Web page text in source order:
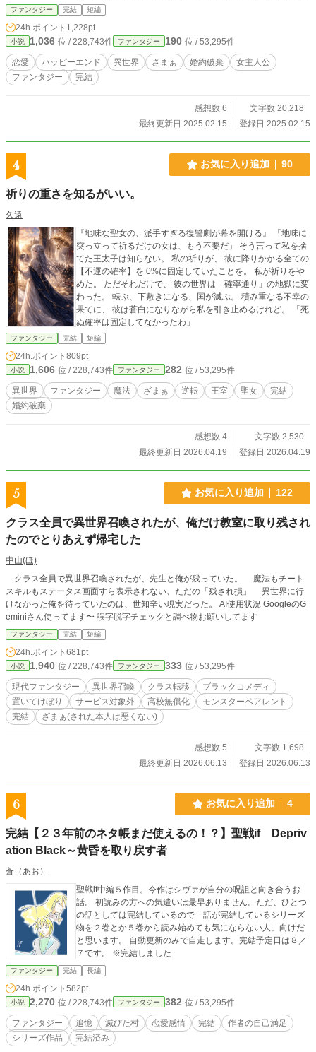
パーティーに乗り込んだソフィア。 「妹を侮辱しただと？ 極
刑にすべきはお前たちだ！」 ブチギレるお兄様。 貴族たちは
青ざめ、王国は崩壊寸前！？ 「ざまぁ」どころか 国家存亡の
危機 に！？ 果たしてソフィアはお兄様の暴走を止め、自由な
未来を手に入れられるか？ 「私の未来は、私が決めます！」
皇女の誇りをかけた逆転劇、ここに開幕！
ファンタジー 完結 短編
24h.ポイント 1,228pt
小説 1,036 位 / 228,743件 ファンタジー 190 位 / 53,295件
恋愛 ハッピーエンド 異世界 ざまぁ 婚約破棄
女主人公
ファンタジー
完結
感想数 6
文字数 20,218
最終更新日 2025.02.15
登録日 2025.02.15
4 お気に入り追加 90
祈りの重さを知るがいい。
久遠
『地味な聖女の、派手すぎる復讐劇が幕を開ける』 「地味に
突っ立って祈るだけの女は、もう不要だ」 そう言って私を捨
てた王太子は知らない。 私の祈りが、 彼に降りかかる全ての
【不運の確率】を 0%に固定していたことを。 私が祈りをや
めた。 ただそれだけで、 彼の世界は「確率通り」の地獄に変
わった。 転ぶ、下敷きになる、国が滅ぶ。 積み重なる不幸の
果てに、 彼は蒼白になりながら私を引き止めるけれど。 「死
ぬ確率は固定してなかったわ」
ファンタジー 完結 短編
24h.ポイント 809pt
小説 1,606 位 / 228,743件 ファンタジー 282 位 / 53,295件
異世界 ファンタジー 魔法 ざまぁ 逆転 王室 聖女
完結
婚約破棄
感想数 4
文字数 2,530
最終更新日 2026.04.19
登録日 2026.04.19
5 お気に入り追加 122
クラス全員で異世界召喚されたが、俺だけ教室に取り残され
たのでとりあえず帰宅した
中山(ほ)
クラス全員で異世界召喚されたが、先生と俺が残っていた。 魔法もチート
スキルもステータス画面すら表示されない、ただの「残され損」 異世界に行
けなかった俺を待っていたのは、世知辛い現実だった。 AI使用状況 GoogleのG
eminiさん使ってます〜 誤字脱字チェックと調べ物お願いしてます
ファンタジー 完結 短編
24h.ポイント 681pt
小説 1,940 位 / 228,743件 ファンタジー 333 位 / 53,295件
現代ファンタジー 異世界召喚 クラス転移
ブラックコメディ
置いてけぼり
サービス対象外 高校無償化
モンスターペアレント
完結
ざまぁ(された本人は悪くない)
感想数 5
文字数 1,698
最終更新日 2026.06.13
登録日 2026.06.13
6 お気に入り追加 4
完結【２３年前のネタ帳まだ使えるの！？】聖戦if Depriv
ation Black～黄昏を取り戻す者
蒼（あお）
聖戦if中編５作目。今作はシヴァが自分の呪詛と向き合うお
話。 初読みの方への気遣いは最早ありません。ただ、ひとつ
の話としては完結しているので「話が完結しているシリーズ
物を２巻とか５巻から読み始めても気にならない人」向けだ
と思います。 自動更新のみで自走します。完結予定日は８／
７です。 ※完結しました
ファンタジー 完結 長編
24h.ポイント 582pt
小説 2,270 位 / 228,743件 ファンタジー 382 位 / 53,295件
ファンタジー 追憶 滅びた村 恋愛感情 完結
作者の自己満足
シリーズ作品
完結済み